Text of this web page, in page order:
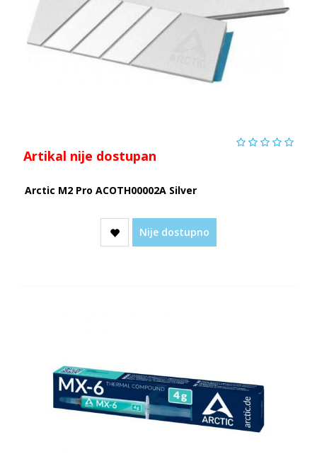
Artikal nije dostupan
Arctic M2 Pro ACOTH00002A Silver
Nije dostupno